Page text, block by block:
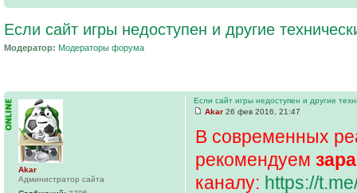
Если сайт игры недоступен и другие
Модератор: Модераторы форума
Если сайт игры недоступен и другие
Akar 26 фев 2016, 21:47
В современных
рекомендуем
каналу: https://
Akar
Администратор сайта